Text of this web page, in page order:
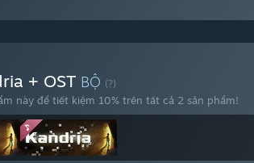
+ OST BỘ (?)
này để tiết kiệm 10% trên tất cả 2 sản phẩm!